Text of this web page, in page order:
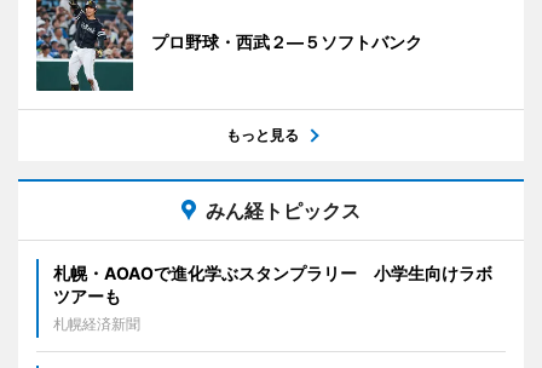
プロ野球・西武２―５ソフトバンク
もっと見る
みん経トピックス
札幌・AOAOで進化学ぶスタンプラリー 小学生向けラボ
ツアーも
札幌経済新聞